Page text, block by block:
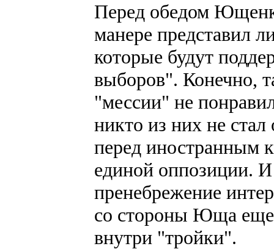
Перед обедом
манере представил
которые будут
выборов". Конечно,
"мессии" не
никто из них не
перед иностранным
единой оппозиции. И
пренебрежение
со стороны Юща еще
внутри "тройки".